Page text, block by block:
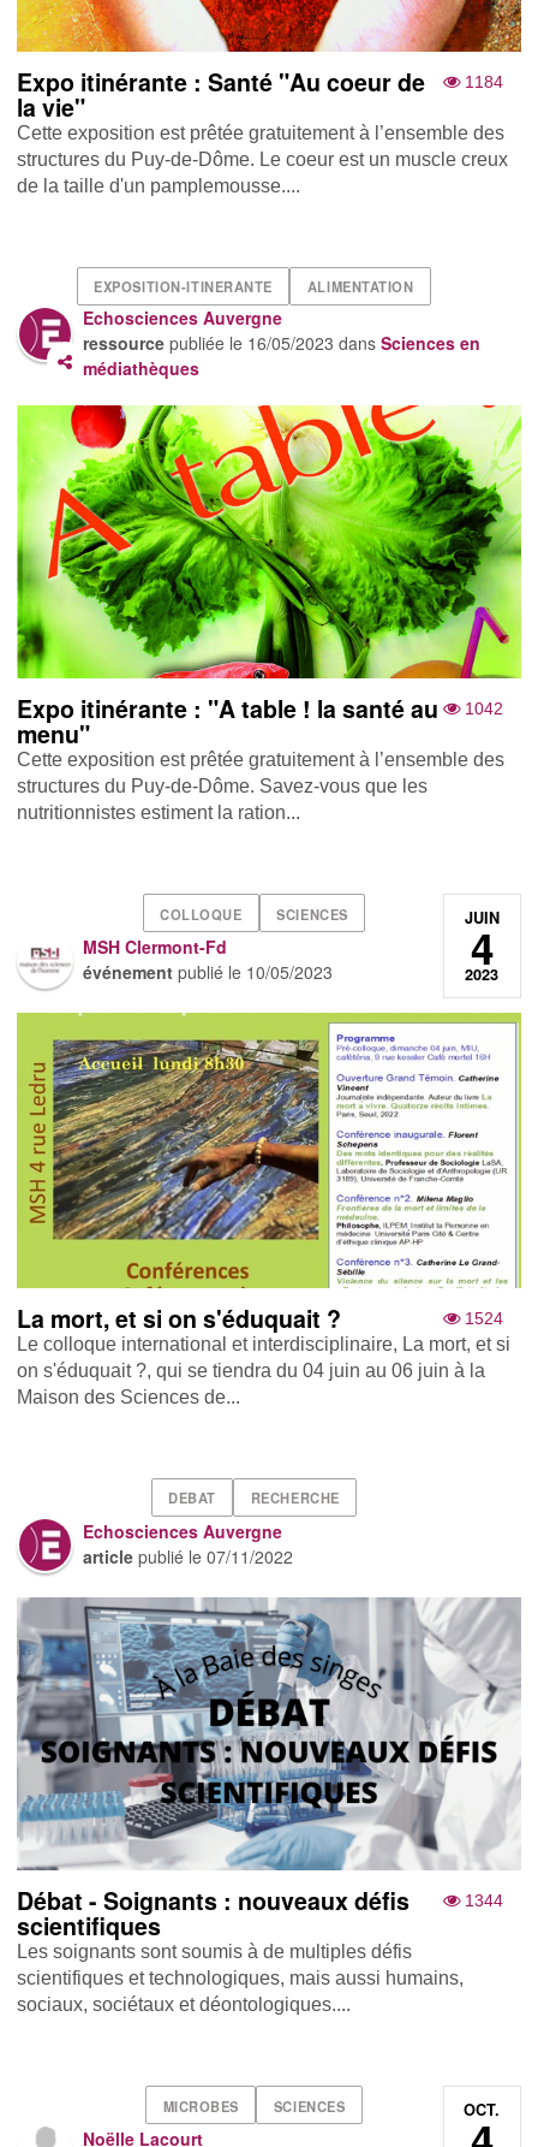
1184
Expo itinérante : Santé "Au coeur de
la vie"
Cette exposition est prêtée gratuitement à l’ensemble des
structures du Puy-de-Dôme. Le coeur est un muscle creux
de la taille d'un pamplemousse....
EXPOSITION-ITINERANTE ALIMENTATION
Echosciences Auvergne
ressource publiée le 16/05/2023 dansSciences en
médiathèques
1042
Expo itinérante : "A table ! la santé au
menu"
Cette exposition est prêtée gratuitement à l’ensemble des
structures du Puy-de-Dôme. Savez-vous que les
nutritionnistes estiment la ration...
COLLOQUE SCIENCES
MSH Clermont-Fd
événement publié le 10/05/2023
JUIN
4
2023
1524
La mort, et si on s'éduquait ?
Le colloque international et interdisciplinaire, La mort, et si
on s'éduquait ?, qui se tiendra du 04 juin au 06 juin à la
Maison des Sciences de...
DEBAT RECHERCHE
Echosciences Auvergne
article publié le07/11/2022
1344
Débat - Soignants : nouveaux défis
scientifiques
Les soignants sont soumis à de multiples défis
scientifiques et technologiques, mais aussi humains,
sociaux, sociétaux et déontologiques....
MICROBES SCIENCES
Noëlle Lacourt
OCT.